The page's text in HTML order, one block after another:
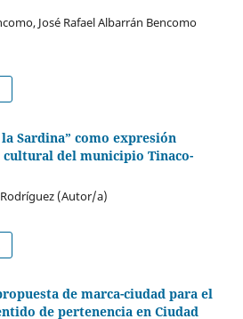
José Rafael Albarrán Bencomo
Sardina” como expresión
cultural del municipio Tinaco-
(Autor/a)
de marca-ciudad para el
de pertenencia en Ciudad